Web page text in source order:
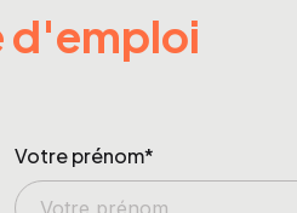
d'emploi
Votre prénom*